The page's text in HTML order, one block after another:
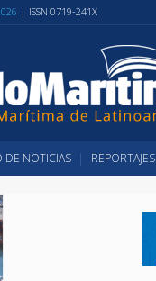
| ISSN 0719-241X
DE NOTICIAS REPORTAJES